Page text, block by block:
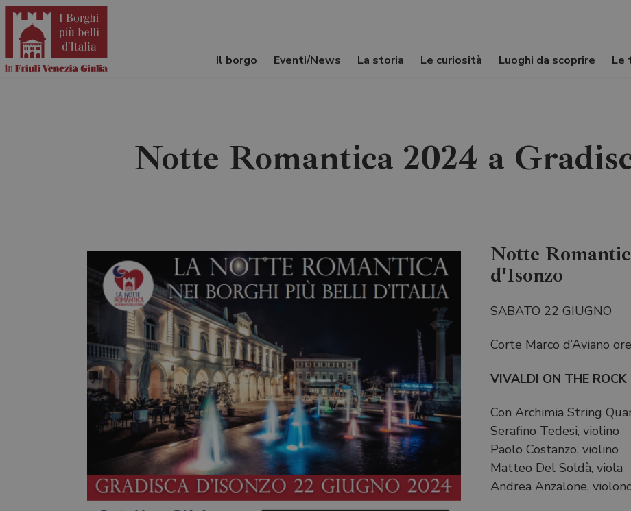
Il borgo Eventi/News La storia Le curiosità Luoghi da scoprire Le
Notte Romantica 2024 a
Notte
d'Isonzo
SABATO 22 GIUGNO
Corte Marco d’Aviano
VIVALDI ON THE ROCK
Con Archimia String
Serafino Tedesi, violino
Paolo Costanzo, violino
Matteo Del Soldà, viola
Andrea Anzalone,